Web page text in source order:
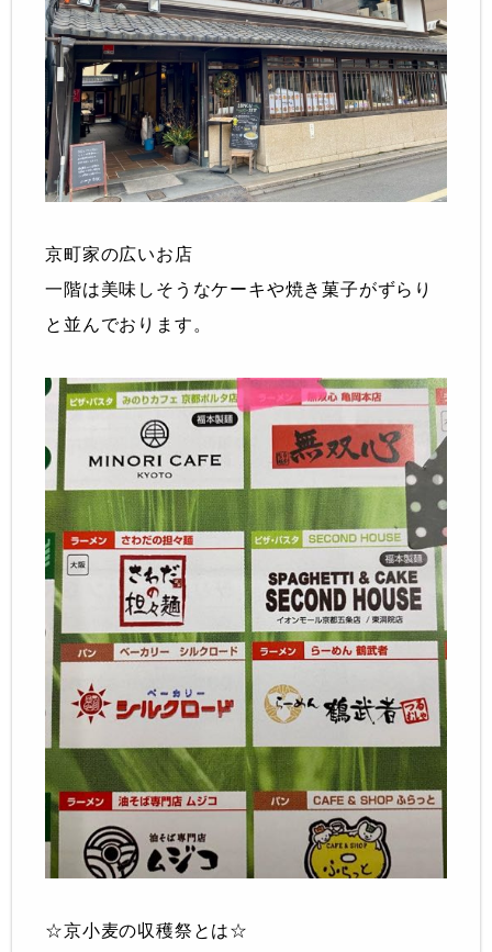
京町家の広いお店
一階は美味しそうなケーキや焼き菓子がずらり
と並んでおります。
☆京小麦の収穫祭とは☆